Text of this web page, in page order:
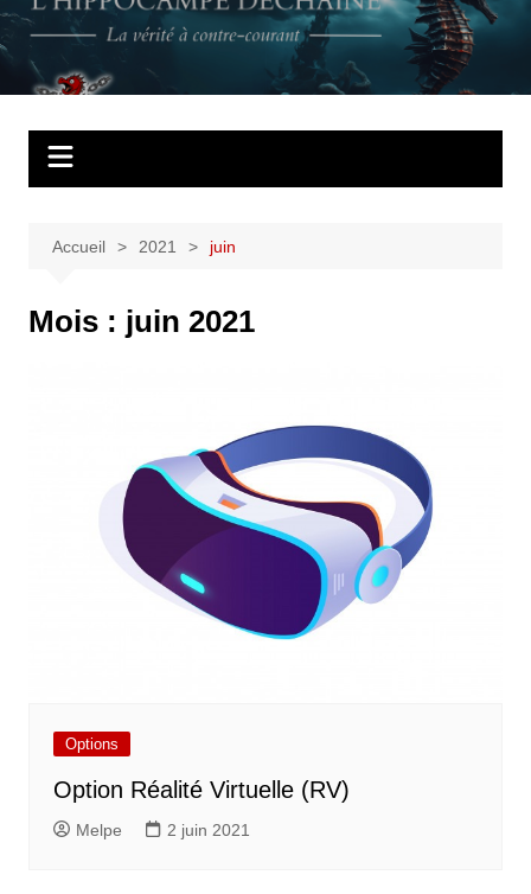
Aller
au
contenu
L'Hippocampe
déchaîné
La vérité à contre courant
Accueil 2021 juin
Mois : juin 2021
Options
Option Réalité Virtuelle (RV)
Melpe 2 juin 2021